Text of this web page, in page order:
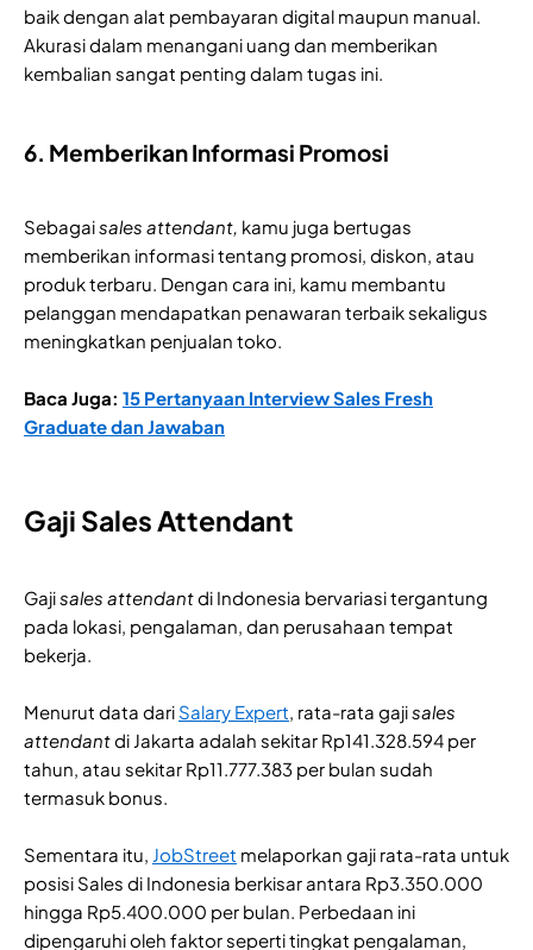
baik dengan alat pembayaran digital maupun manual.
Akurasi dalam menangani uang dan memberikan
kembalian sangat penting dalam tugas ini.
6. Memberikan Informasi Promosi
Sebagaisales attendant, kamu juga bertugas
memberikan informasi tentang promosi, diskon, atau
produk terbaru. Dengan cara ini, kamu membantu
pelanggan mendapatkan penawaran terbaik sekaligus
meningkatkan penjualan toko.
Baca Juga: 15 Pertanyaan Interview Sales Fresh
Graduate dan Jawaban
Gaji Sales Attendant
Gajisales attendantdi Indonesia bervariasi tergantung
pada lokasi, pengalaman, dan perusahaan tempat
bekerja.
Menurut data dari Salary Expert , rata-rata gajisales
attendantdi Jakarta adalah sekitar Rp141.328.594 per
tahun, atau sekitar Rp11.777.383 per bulan sudah
termasuk bonus.
Sementara itu, JobStreet melaporkan gaji rata-rata untuk
posisi Sales di Indonesia berkisar antara Rp3.350.000
hingga Rp5.400.000 per bulan. Perbedaan ini
dipengaruhi oleh faktor seperti tingkat pengalaman,